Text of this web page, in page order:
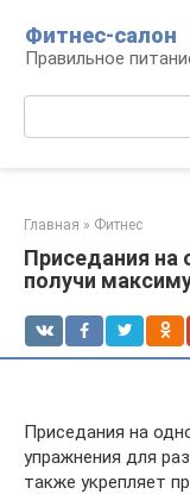
контенту
Фитнес-салон
Правильное
Главная » Фитнес
Приседания на
получи
Приседания на
упражнения для
также укрепляет